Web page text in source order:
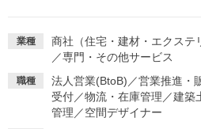
採用情報を探す
説明会を探
イベントを探す スカウト
業種 商社（住宅・建材・エクステ
／専門・その他サービス
職種 法人営業(BtoB) ／営業推進・
受付／物流・在庫管理 ／建築
管理 ／空間デザイナー